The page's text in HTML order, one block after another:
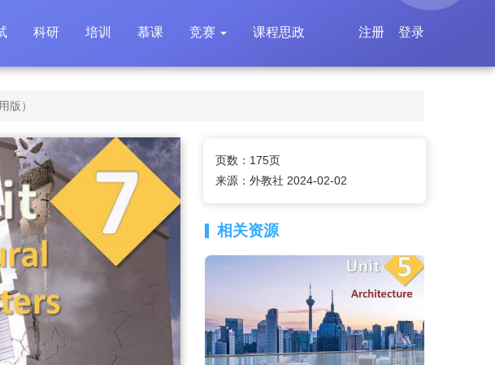
科研 培训 慕课 竞赛 课程思政 登录
注册
版）
页数：175页
来源：外教社 2024-02-02
相关资源